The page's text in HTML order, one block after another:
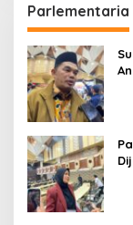
Parlementaria